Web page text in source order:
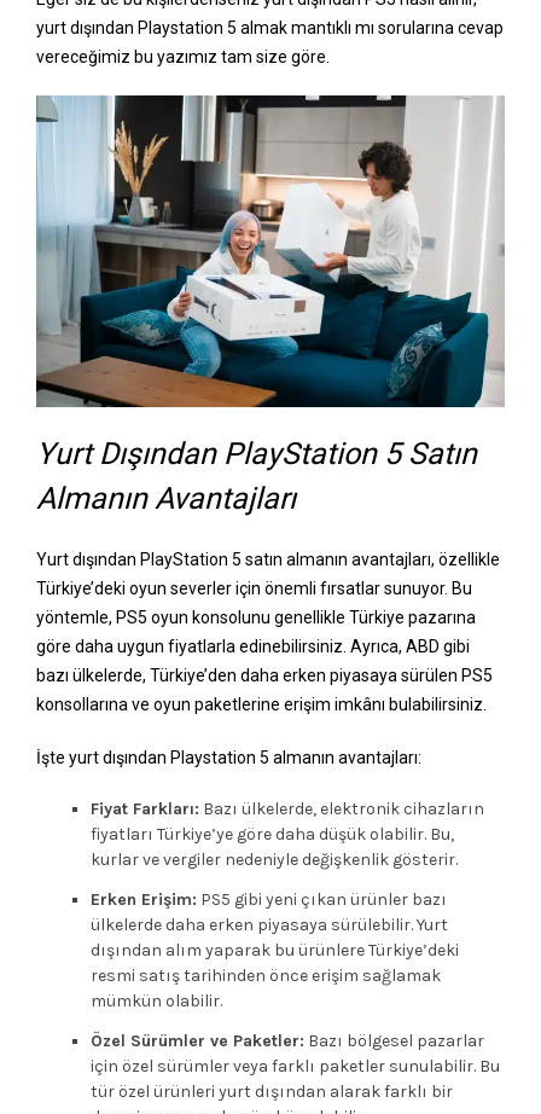
yurt dışından Playstation 5 almak mantıklı mı sorularına cevap
vereceğimiz bu yazımız tam size göre.
Yurt Dışından PlayStation 5 Satın
Almanın Avantajları
Yurt dışından PlayStation 5 satın almanın avantajları, özellikle
Türkiye’deki oyun severler için önemli fırsatlar sunuyor. Bu
yöntemle, PS5 oyun konsolunu genellikle Türkiye pazarına
göre daha uygun fiyatlarla edinebilirsiniz. Ayrıca, ABD gibi
bazı ülkelerde, Türkiye’den daha erken piyasaya sürülen PS5
konsollarına ve oyun paketlerine erişim imkânı bulabilirsiniz.
İşte yurt dışından Playstation 5 almanın avantajları:
Fiyat Farkları: Bazı ülkelerde, elektronik cihazların
fiyatları Türkiye’ye göre daha düşük olabilir. Bu,
kurlar ve vergiler nedeniyle değişkenlik gösterir.
Erken Erişim: PS5 gibi yeni çıkan ürünler bazı
ülkelerde daha erken piyasaya sürülebilir. Yurt
dışından alım yaparak bu ürünlere Türkiye’deki
resmi satış tarihinden önce erişim sağlamak
mümkün olabilir.
Özel Sürümler ve Paketler: Bazı bölgesel pazarlar
için özel sürümler veya farklı paketler sunulabilir. Bu
tür özel ürünleri yurt dışından alarak farklı bir